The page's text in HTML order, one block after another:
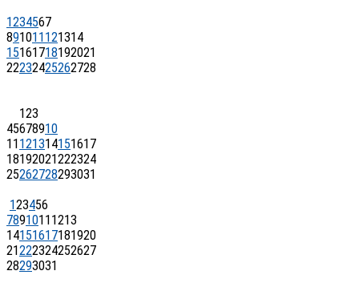
1234567
891011121314
15161718192021
22232425262728
123
45678910
11121314151617
18192021222324
25262728293031
123456
78910111213
14151617181920
21222324252627
28293031